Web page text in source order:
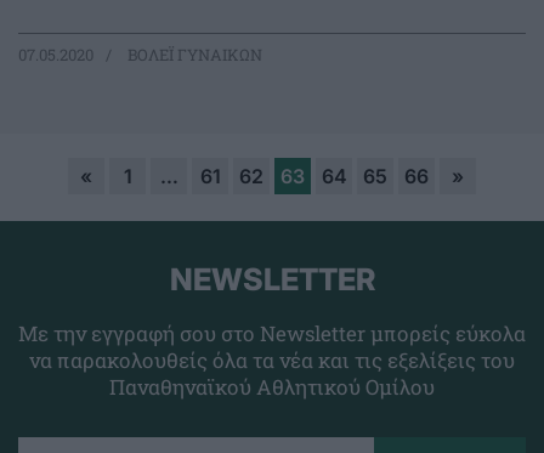
07.05.2020 ΒΟΛΕΪ ΓΥΝΑΙΚΩΝ
« 1 … 61 62 63 64 65 66 »
NEWSLETTER
Με την εγγραφή σου στο Newsletter μπορείς εύκολα
να παρακολουθείς όλα τα νέα και τις εξελίξεις του
Παναθηναϊκού Αθλητικού Ομίλου